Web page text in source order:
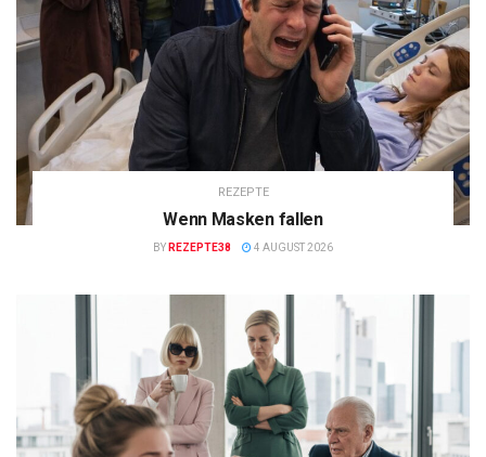
REZEPTE
Wenn Masken fallen
BY REZEPTE38 4 AUGUST 2026